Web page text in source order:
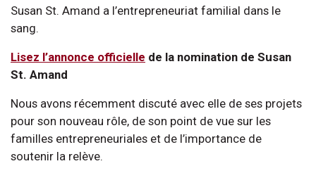
Susan St. Amand a l’entrepreneuriat familial dans le
sang.
Lisez l’annonce officielle de la nomination de Susan
St. Amand
Nous avons récemment discuté avec elle de ses projets
pour son nouveau rôle, de son point de vue sur les
familles entrepreneuriales et de l’importance de
soutenir la relève.